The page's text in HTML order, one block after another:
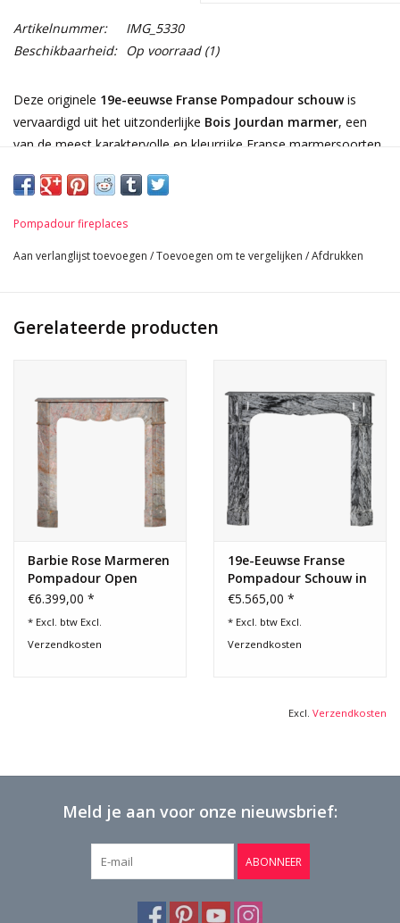
Artikelnummer:
IMG_5330
Beschikbaarheid: Op voorraad(1)
Deze originele 19e-eeuwse Franse Pompadour schouwis
vervaardigd uit het uitzonderlijke Bois Jourdan marmer, een
van de meest karaktervolle en kleurrijke Franse marmersoorten.
aders, witte accenten en subtiele schakeringen creëert een
prachtige glans, die de ruimte vult met een warme en luxueuze
Bois Jourdan marmer werd door de geschiedenis heen hoog
MET Theatre in New York
— een bewijs van zijn prestige en
authenticiteit.
De verfijnde Pompadour-lijnen, met een sierlijke boog,
decoratief middenmedaillon en elegante verticale panelen,
maken dit een tijdloos stuk dat zich moeiteloos laat combineren
met:
- houten vloeren
- hedendaagse kunst
- minimalistische architectuur
- cosy en warm French-touch interieurs
waarin geschiedenis en hedendaags design elkaar versterken.
onderscheidend interieur.
114 cm Buitenbreedte 44.88 Inch
99 cm Buitenhoogte 38.98 Inch
79 cm Binnenbreedte 31.10 Inch
Pompadour fireplaces
Aan verlanglijst toevoegen /Toevoegen om te vergelijken /Afdrukken
Gerelateerde producten
Barbie Rose Marmeren
Pompadour Open
Haard
€6.399,00 *
* Excl. btw Excl.
Verzendkosten
19e-Eeuwse Franse
Pompadour Schouw in
Bleu Fleuri Marmer
€5.565,00 *
* Excl. btw Excl.
Verzendkosten
Excl. Verzendkosten
Meld je aan voor onze nieuwsbrief:
ABONNEER